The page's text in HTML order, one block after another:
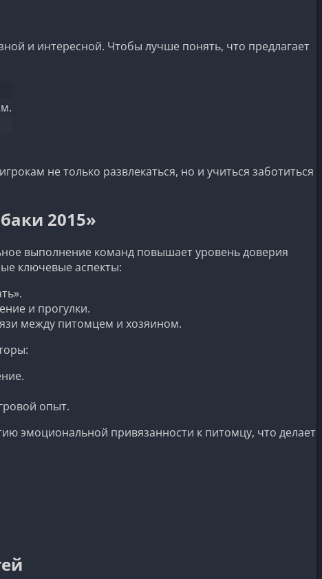
и интересной. Чтобы лучше понять, что предлагает
не только развлекаться, но и учиться заботиться
2015»
выполнение команд повышает уровень доверия
ключевые аспекты:
и прогулки.
между питомцем и хозяином.
опыт.
эмоциональной привязанности к питомцу, что делает